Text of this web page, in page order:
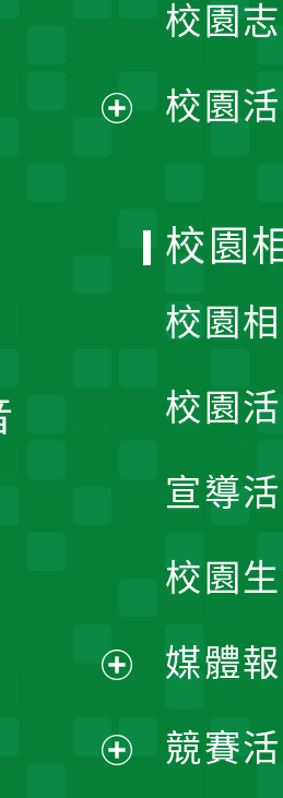
單
校園
校園
校園
校園
校園
宣導
校園
媒體
競賽
開